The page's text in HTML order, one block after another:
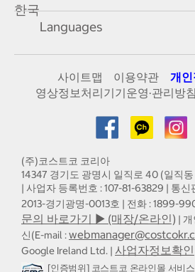
한국
Languages
사이트맵 이용약관
개
영상정보처리기기운영·관리방침
(주)코스트코 코리아
14347 경기도 광명시 일직로 40 (일직
| 사업자 등록번호 : 107-81-63829 | 통신
2013-경기광명-0013호 | 전화 : 1899-
문의 바로가기 ▶ (매장/온라인) |
신(E-mail :
Google Ireland Ltd. | 사업자정보확인
[인증범위] 코스트코 온라인몰 서비